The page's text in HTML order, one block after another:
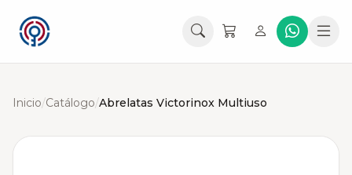
Inicio/Catálogo/Abrelatas Victorinox Multiuso